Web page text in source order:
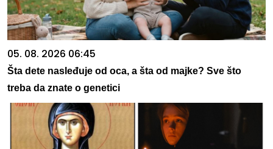
05. 08. 2026 06:45
Šta dete nasleđuje od oca, a šta od majke? Sve što
treba da znate o genetici